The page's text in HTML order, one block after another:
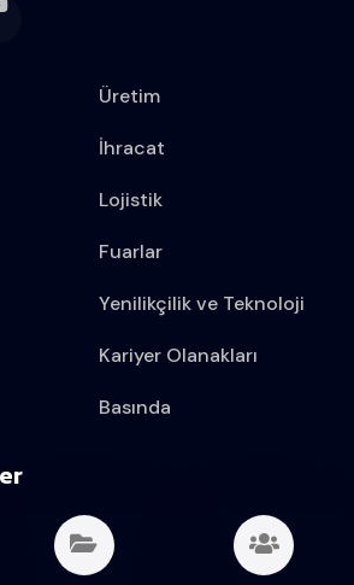
Üretim
İhracat
Lojistik
Fuarlar
Yenilikçilik ve Teknoloji
Kariyer Olanakları
Basında